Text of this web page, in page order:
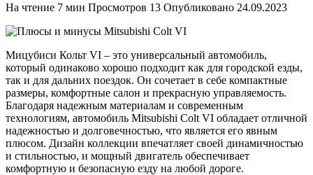
На чтение 7 мин Просмотров 13 Опубликовано 24.09.2023
Мицубиси Кольт VI – это универсальный автомобиль,
который одинаково хорошо подходит как для городской езды,
так и для дальних поездок. Он сочетает в себе компактные
размеры, комфортные салон и прекрасную управляемость.
Благодаря надежным материалам и современным
технологиям, автомобиль Mitsubishi Colt VI обладает отличной
надежностью и долговечностью, что является его явным
плюсом. Дизайн коллекции впечатляет своей динамичностью
и стильностью, и мощный двигатель обеспечивает
комфортную и безопасную езду на любой дороге.